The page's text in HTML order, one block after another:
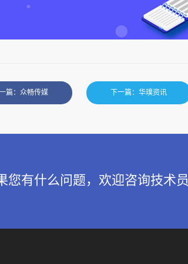
篇：众畅传媒 下一篇：华璞资讯
您有什么问题，欢迎咨询技术员